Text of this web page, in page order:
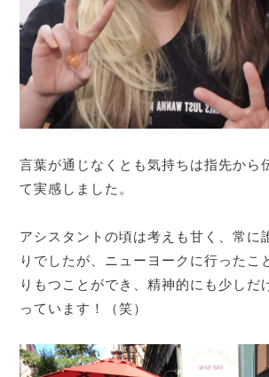
言葉が通じなくとも気持ちは指先から
て実感しました。
アシスタントの頃は考えも甘く、常に
りでしたが、ニューヨークに行ったこ
りもつことができ、精神的にも少しだ
っています！（笑）